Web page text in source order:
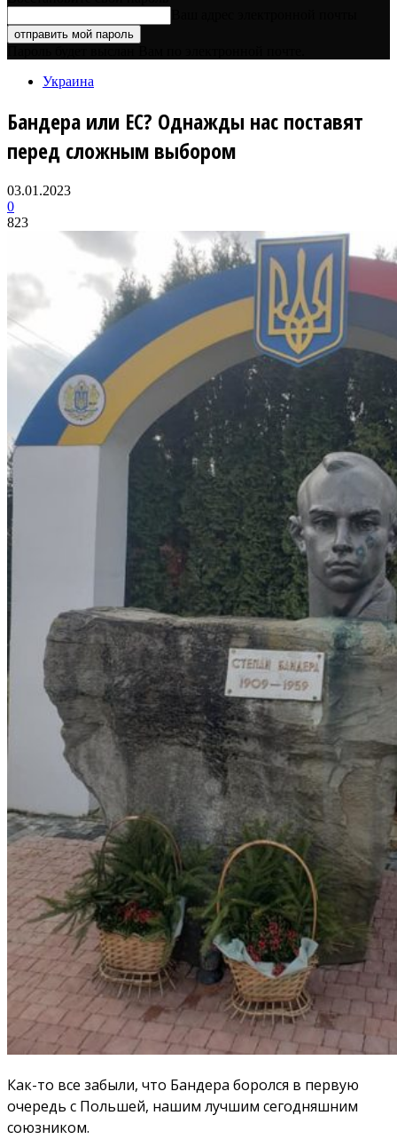
Украина
Бандера или ЕС? Однажды нас поставят
перед сложным выбором
03.01.2023
0
823
Как-то все забыли, что Бандера боролся в первую
очередь с Польшей, нашим лучшим сегодняшним
союзником.